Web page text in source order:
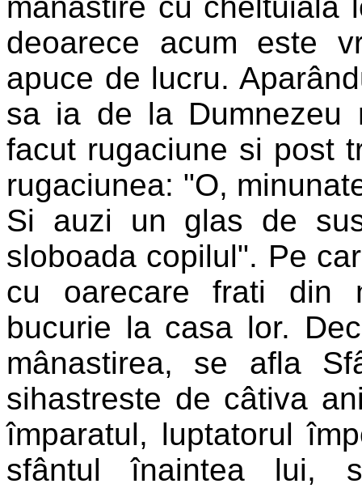
deoarece acum este
apuce de lucru.
sa ia de la Dumnezeu
facut rugaciune si post
rugaciunea: "O,
Si auzi un glas de
sloboada copilul". Pe
cu oarecare frati din
bucurie la casa lor.
mânastirea, se afla
sihastreste de câtiva
împaratul, luptatorul
sfântul înaintea lui,